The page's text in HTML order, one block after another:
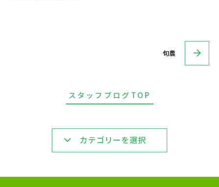
スタッフブログTOP
旬農
カテゴリーを選択